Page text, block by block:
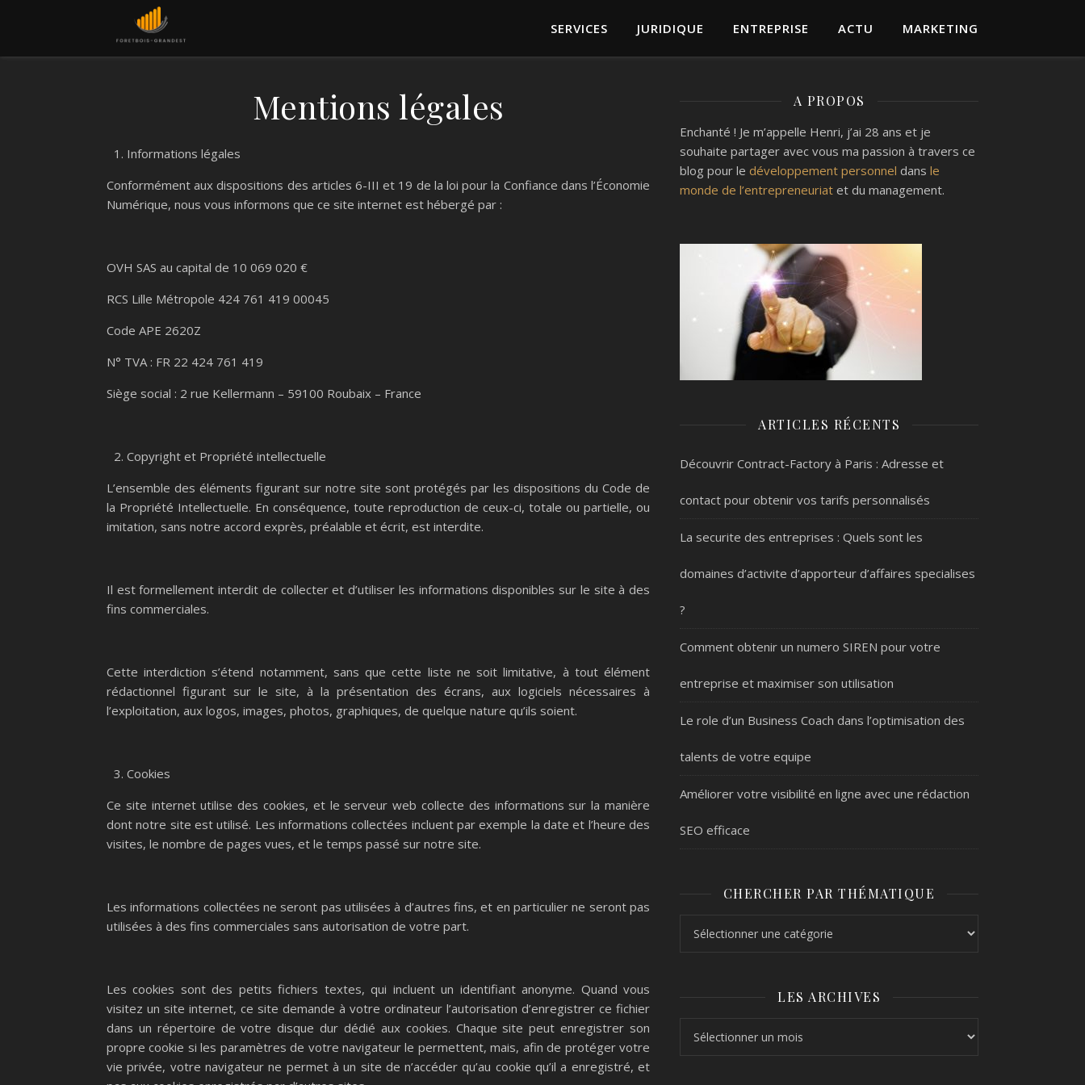
SERVICES JURIDIQUE ENTREPRISE ACTU MARKETING
Mentions légales
Informations légales
Conformément aux dispositions des articles 6-III et 19 de la loi pour la Confiance dans l’Économie
Numérique, nous vous informons que ce site internet est hébergé par :
OVH SAS au capital de 10 069 020 €
RCS Lille Métropole 424 761 419 00045
Code APE 2620Z
N° TVA : FR 22 424 761 419
Siège social : 2 rue Kellermann – 59100 Roubaix – France
Copyright et Propriété intellectuelle
L’ensemble des éléments figurant sur notre site sont protégés par les dispositions du Code de
la Propriété Intellectuelle. En conséquence, toute reproduction de ceux-ci, totale ou partielle, ou
imitation, sans notre accord exprès, préalable et écrit, est interdite.
Il est formellement interdit de collecter et d’utiliser les informations disponibles sur le site à des
fins commerciales.
Cette interdiction s’étend notamment, sans que cette liste ne soit limitative, à tout élément
rédactionnel figurant sur le site, à la présentation des écrans, aux logiciels nécessaires à
l’exploitation, aux logos, images, photos, graphiques, de quelque nature qu’ils soient.
Cookies
Ce site internet utilise des cookies, et le serveur web collecte des informations sur la manière
dont notre site est utilisé. Les informations collectées incluent par exemple la date et l’heure des
visites, le nombre de pages vues, et le temps passé sur notre site.
Les informations collectées ne seront pas utilisées à d’autres fins, et en particulier ne seront pas
utilisées à des fins commerciales sans autorisation de votre part.
Les cookies sont des petits fichiers textes, qui incluent un identifiant anonyme. Quand vous
visitez un site internet, ce site demande à votre ordinateur l’autorisation d’enregistrer ce fichier
dans un répertoire de votre disque dur dédié aux cookies. Chaque site peut enregistrer son
propre cookie si les paramètres de votre navigateur le permettent, mais, afin de protéger votre
vie privée, votre navigateur ne permet à un site de n’accéder qu’au cookie qu’il a enregistré, et
A PROPOS
Enchanté ! Je m’appelle Henri, j’ai 28 ans et je
souhaite partager avec vous ma passion à travers ce
blog pour le développement personnel dans le
monde de l’entrepreneuriat et du management.
ARTICLES RÉCENTS
Découvrir Contract-Factory à Paris : Adresse et
contact pour obtenir vos tarifs personnalisés
La securite des entreprises : Quels sont les
domaines d’activite d’apporteur d’affaires specialises
?
Comment obtenir un numero SIREN pour votre
entreprise et maximiser son utilisation
Le role d’un Business Coach dans l’optimisation des
talents de votre equipe
Améliorer votre visibilité en ligne avec une rédaction
SEO efficace
CHERCHER PAR THÉMATIQUE
LES ARCHIVES